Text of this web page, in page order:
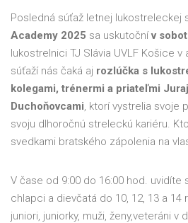
Posledná súťaž letnej lukostreleckej
Academy 2025 sa uskutočnív
lukostrelnici TJ Slávia UVLF Košice v
súťaží nás čaká aj rozlúčka s
kolegami, trénermi a priateľmi
Duchoňovcami, ktorí vystrelia svoje
svoju dlhoročnú streleckú kariéru.
svedkami bratského zápolenia na
V čase od 9:00 do 16:00 hod. uvidíte
chlapci a dievčatá do 10, 12, 13 a 14
juniori, juniorky, muži, ženy,veteráni v